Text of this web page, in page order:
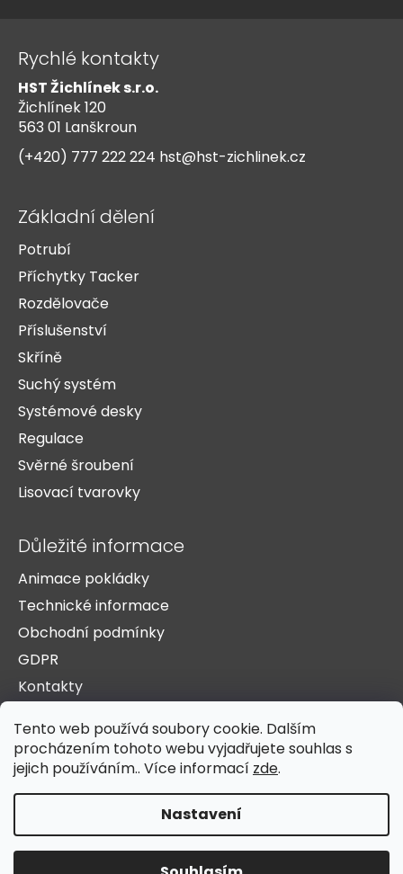
Tento web používá soubory cookie. Dalším
procházením tohoto webu vyjadřujete souhlas s
jejich používáním.. Více informací zde.
Nastavení
Rychlé kontakty
HST Žichlínek s.r.o.
Žichlínek 120
563 01 Lanškroun
(+420) 777 222 224 hst@hst-zichlinek.cz
Základní dělení
Potrubí
Příchytky Tacker
Rozdělovače
Příslušenství
Skříně
Suchý systém
Systémové desky
Regulace
Svěrné šroubení
Lisovací tvarovky
Důležité informace
Animace pokládky
Technické informace
Obchodní podmínky
GDPR
Kontakty
Doprava a platba
Reference
Vytvořil Shoptet
HST Žichlínek s.r.o.